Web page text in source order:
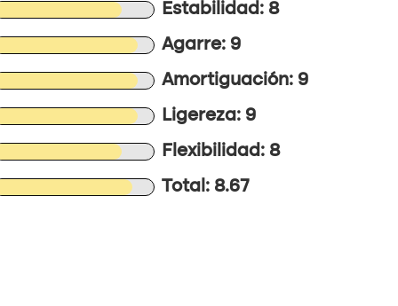
Estabilidad: 8
Agarre: 9
Amortiguación: 9
Ligereza: 9
Flexibilidad: 8
Total: 8.67